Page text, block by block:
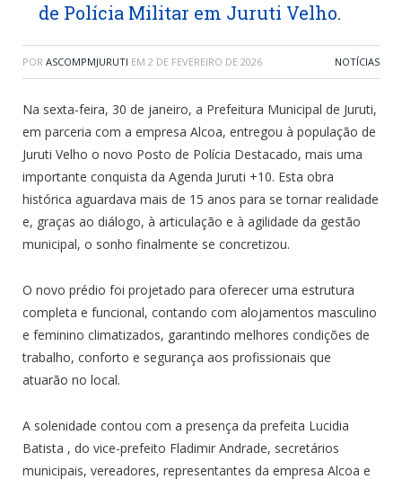
de Polícia Militar em Juruti Velho.
POR ASCOMPMJURUTI EM 2 DE FEVEREIRO DE 2026 NOTÍCIAS
Na sexta-feira, 30 de janeiro, a Prefeitura Municipal de Juruti,
em parceria com a empresa Alcoa, entregou à população de
Juruti Velho o novo Posto de Polícia Destacado, mais uma
importante conquista da Agenda Juruti +10. Esta obra
histórica aguardava mais de 15 anos para se tornar realidade
e, graças ao diálogo, à articulação e à agilidade da gestão
municipal, o sonho finalmente se concretizou.
O novo prédio foi projetado para oferecer uma estrutura
completa e funcional, contando com alojamentos masculino
e feminino climatizados, garantindo melhores condições de
trabalho, conforto e segurança aos profissionais que
atuarão no local.
A solenidade contou com a presença da prefeita Lucidia
Batista , do vice-prefeito Fladimir Andrade, secretários
municipais, vereadores, representantes da empresa Alcoa e